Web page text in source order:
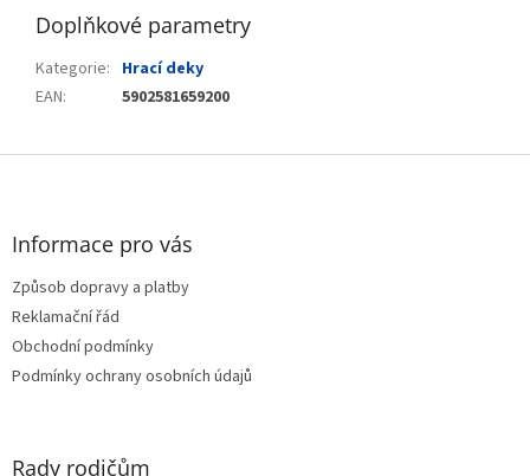
Doplňkové parametry
Kategorie: Hrací deky
EAN: 5902581659200
Z
Informace pro vás
Způsob dopravy a platby
Reklamační řád
Obchodní podmínky
Podmínky ochrany osobních údajů
Rady rodičům